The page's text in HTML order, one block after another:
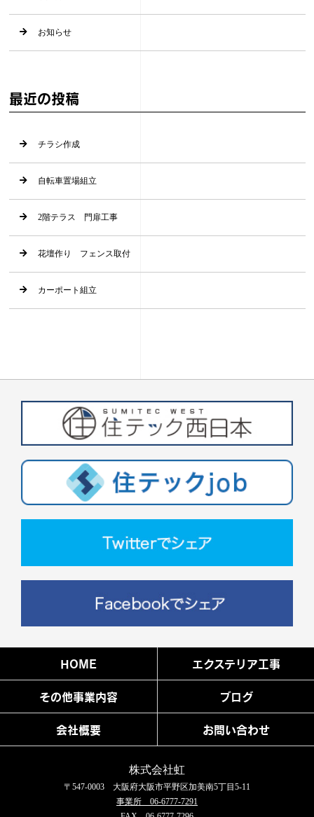
お知らせ
最近の投稿
チラシ作成
自転車置場組立
2階テラス 門扉工事
花壇作り フェンス取付
カーポート組立
HOME エクステリア工事
その他事業内容 ブログ
会社概要 お問い合わせ
株式会社虹
〒547-0003 大阪府大阪市平野区加美南5丁目5-11
事業所 06-6777-7291